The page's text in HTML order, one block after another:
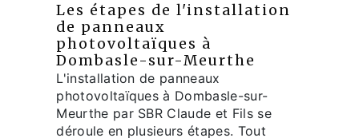
Les étapes de l'installation
de panneaux
photovoltaïques à
Dombasle-sur-Meurthe
L'installation de panneaux
photovoltaïques à Dombasle-sur-
Meurthe par SBR Claude et Fils se
déroule en plusieurs étapes. Tout